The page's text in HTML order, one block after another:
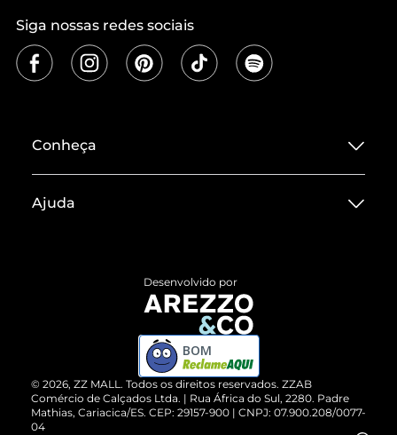
Siga nossas redes sociais
Conheça
Termos de Uso
ZZ MALL é confiável
Cartão Presente
Vendas Corporativas
Ajuda
Devolução do Produto
Compre pelo WhatsApp
© 2026, ZZ MALL. Todos os direitos reservados. ZZAB
Comércio de Calçados Ltda. | Rua África do Sul, 2280. Padre
Mathias, Cariacica/ES. CEP: 29157-900 | CNPJ: 07.900.208/0077-
04
Desenvolvido por
BOM